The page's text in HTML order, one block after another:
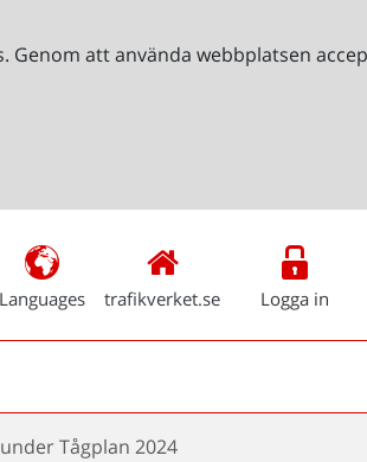
att använda webbplatsen
Languages trafikverket.se Logga in
Tågplan 2024